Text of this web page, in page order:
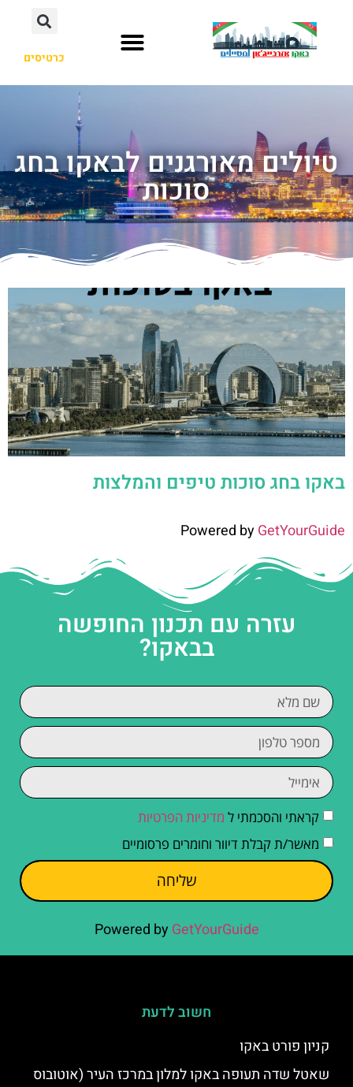
כרטיסים
טיולים מאורגנים לבאקו בחג
סוכות
באקו בחג סוכות טיפים והמלצות
Powered byGetYourGuide
עזרה עם תכנון החופשה
בבאקו?
קראתי והסכמתי ל מדיניות הפרטיות
מאשר/ת קבלת דיוור וחומרים פרסומיים
שליחה
Powered by GetYourGuide
חשוב לדעת
קניון פורט באקו
שאטל שדה תעופה באקו למלון במרכז העיר (אוטובוס